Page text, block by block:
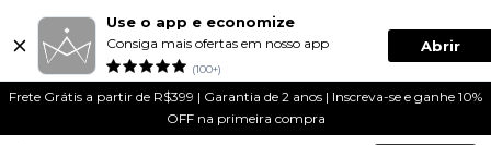
Use o app e economize
Consiga mais ofertas em nosso app
(100+)
Abrir
Frete Grátis a partir de R$399 | Garantia de 2 anos | Inscreva-se e ganhe 10%
OFF na primeira compra